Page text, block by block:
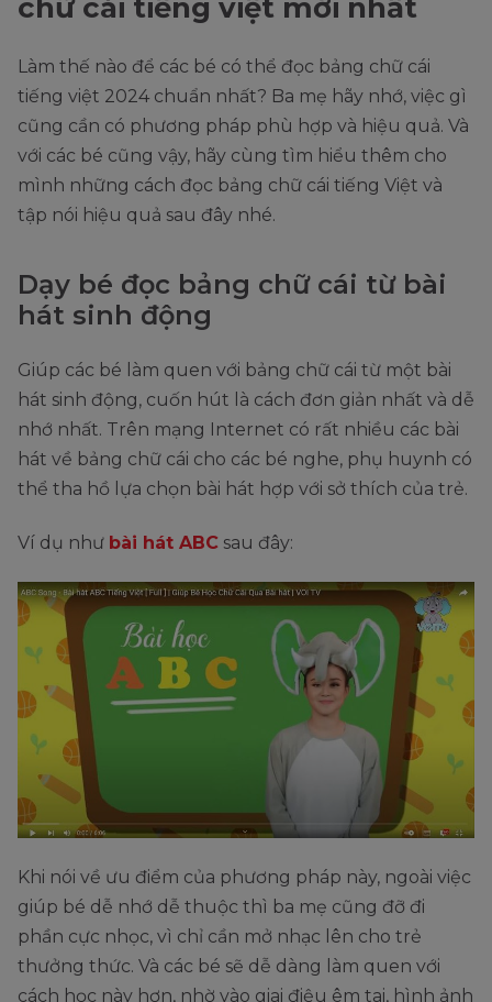
chữ cái tiếng việt mới nhất
Làm thế nào để các bé có thể đọc bảng chữ cái
tiếng việt 2024 chuẩn nhất? Ba mẹ hãy nhớ, việc gì
cũng cần có phương pháp phù hợp và hiệu quả. Và
với các bé cũng vậy, hãy cùng tìm hiểu thêm cho
mình những cách đọc bảng chữ cái tiếng Việt và
tập nói hiệu quả sau đây nhé.
Dạy bé đọc bảng chữ cái từ bài
hát sinh động
Giúp các bé làm quen với bảng chữ cái từ một bài
hát sinh động, cuốn hút là cách đơn giản nhất và dễ
nhớ nhất. Trên mạng Internet có rất nhiều các bài
hát về bảng chữ cái cho các bé nghe, phụ huynh có
thể tha hồ lựa chọn bài hát hợp với sở thích của trẻ.
Ví dụ như bài hát ABC sau đây:
Khi nói về ưu điểm của phương pháp này, ngoài việc
giúp bé dễ nhớ dễ thuộc thì ba mẹ cũng đỡ đi
phần cực nhọc, vì chỉ cần mở nhạc lên cho trẻ
thưởng thức. Và các bé sẽ dễ dàng làm quen với
cách học này hơn, nhờ vào giai điệu êm tai, hình ảnh